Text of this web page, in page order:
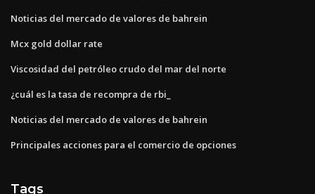
Noticias del mercado de valores de bahrein
Mcx gold dollar rate
Viscosidad del petróleo crudo del mar del norte
¿cuál es la tasa de recompra de rbi_
Noticias del mercado de valores de bahrein
Principales acciones para el comercio de opciones
Tags